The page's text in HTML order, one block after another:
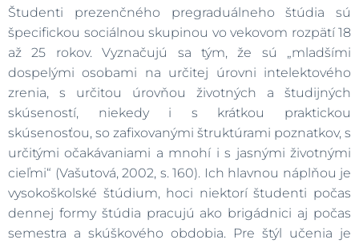
Študenti prezenčného pregraduálneho štúdia sú
špecifickou sociálnou skupinou vo vekovom rozpätí 18
až 25 rokov. Vyznačujú sa tým, že sú „mladšími
dospelými osobami na určitej úrovni intelektového
zrenia, s určitou úrovňou životných a študijných
skúseností, niekedy i s krátkou praktickou
skúsenosťou, so zafixovanými štruktúrami poznatkov, s
určitými očakávaniami a mnohí i s jasnými životnými
cieľmi“ (Vašutová, 2002, s. 160). Ich hlavnou náplňou je
vysokoškolské štúdium, hoci niektorí študenti počas
dennej formy štúdia pracujú ako brigádnici aj počas
semestra a skúškového obdobia. Pre štýl učenia je